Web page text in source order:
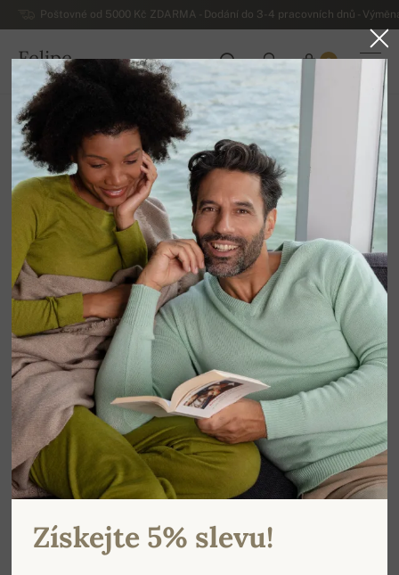
Poštovné od 5000 Kč ZDARMA - Dodání do 3-4 pracovních dnů -
Felipe
ČESKO
0
Domů Luxusní pánské kašmírové svetry Pánské kašmírové roláky
Získejte 5% slevu!